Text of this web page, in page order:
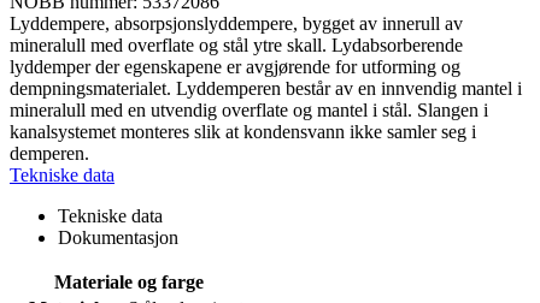
Lyddempere, absorpsjonslyddempere, bygget av innerull av
mineralull med overflate og stål ytre skall. Lydabsorberende
lyddemper der egenskapene er avgjørende for utforming og
dempningsmaterialet. Lyddemperen består av en innvendig mantel i
mineralull med en utvendig overflate og mantel i stål. Slangen i
kanalsystemet monteres slik at kondensvann ikke samler seg i
demperen.
Tekniske data
Tekniske data
Dokumentasjon
Materiale og farge